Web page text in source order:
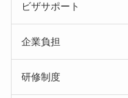
ビザサポート
企業負担
研修制度